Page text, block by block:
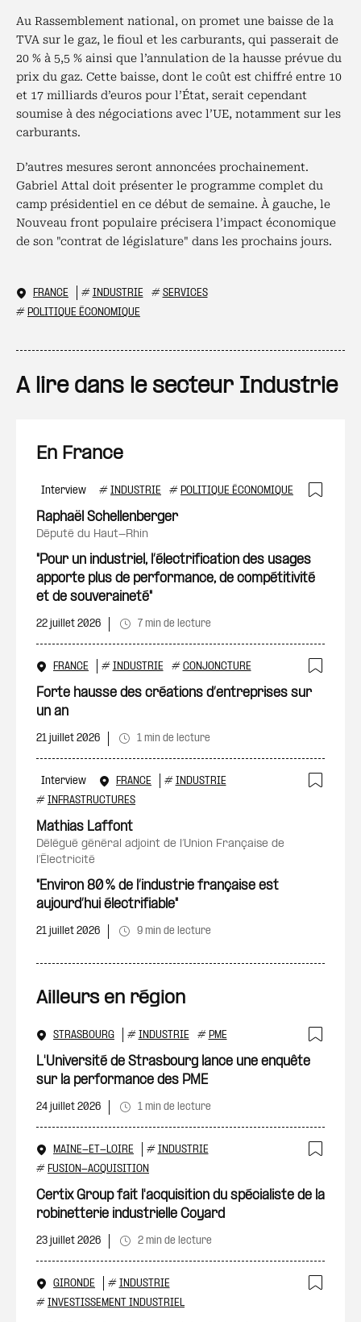
Au Rassemblement national, on promet une baisse de la
TVA sur le gaz, le fioul et les carburants, qui passerait de
20 % à 5,5 % ainsi que l’annulation de la hausse prévue du
prix du gaz. Cette baisse, dont le coût est chiffré entre 10
et 17 milliards d’euros pour l’État, serait cependant
soumise à des négociations avec l’UE, notamment sur les
carburants.
D’autres mesures seront annoncées prochainement.
Gabriel Attal doit présenter le programme complet du
camp présidentiel en ce début de semaine. À gauche, le
Nouveau front populaire précisera l’impact économique
de son "contrat de législature" dans les prochains jours.
FRANCE # INDUSTRIE # SERVICES
# POLITIQUE ÉCONOMIQUE
A lire dans le secteur Industrie
En France
Interview # INDUSTRIE # POLITIQUE ÉCONOMIQUE
Raphaël Schellenberger
député du Haut-Rhin
"Pour un industriel, l’électrification des usages
apporte plus de performance, de compétitivité
et de souveraineté"
22 juillet 2026 7 min de lecture
FRANCE # INDUSTRIE # CONJONCTURE
Forte hausse des créations d’entreprises sur
un an
21 juillet 2026 1 min de lecture
Interview FRANCE # INDUSTRIE
# INFRASTRUCTURES
Mathias Laffont
délégué général adjoint de l’Union Française de
l’Électricité
"Environ 80 % de l’industrie française est
aujourd’hui électrifiable"
21 juillet 2026 9 min de lecture
Ailleurs en région
STRASBOURG # INDUSTRIE # PME
L'Université de Strasbourg lance une enquête
sur la performance des PME
24 juillet 2026 1 min de lecture
MAINE-ET-LOIRE # INDUSTRIE
# FUSION-ACQUISITION
Certix Group fait l'acquisition du spécialiste de la
robinetterie industrielle Coyard
23 juillet 2026 2 min de lecture
GIRONDE # INDUSTRIE
# INVESTISSEMENT INDUSTRIEL